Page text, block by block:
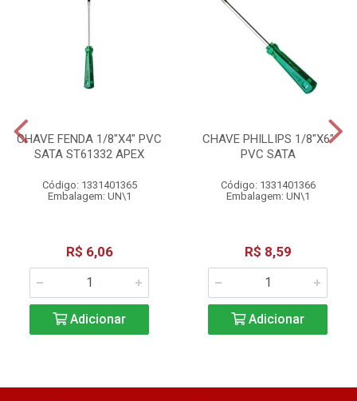
CHAVE FENDA 1/8"X4" PVC
SATA ST61332 APEX
Código: 1331401365
Embalagem: UN\1
R$ 6,06
Adicionar
CHAVE PHILLIPS 1/8"X6"
PVC SATA
Código: 1331401366
Embalagem: UN\1
R$ 8,59
Adicionar